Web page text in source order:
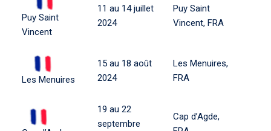
Puy Saint
Vincent
11 au 14 juillet
2024
Puy Saint
Vincent, FRA
Les Menuires
15 au 18 août
2024
Les Menuires,
FRA
19 au 22
septembre
Cap d’Agde,